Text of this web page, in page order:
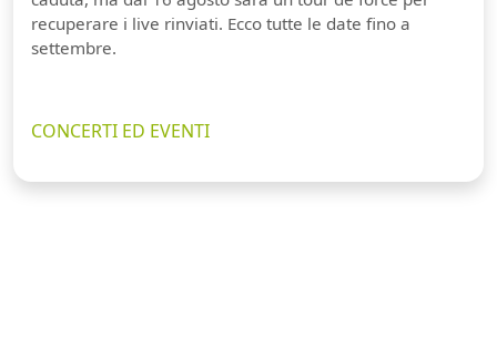
recuperare i live rinviati. Ecco tutte le date fino a
settembre.
CONCERTI ED EVENTI